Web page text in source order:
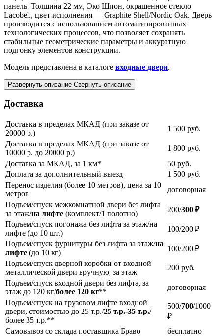
панель. Толщина 22 мм, Эко Шпон, окрашенное стекло
Lacobel., цвет исполнения — Graphite Shell/Nordic Oak. Дверь
производится с использованием автоматизированных
технологических процессов, что позволяет сохранять
стабильные геометрические параметры и аккуратную
подгонку элементов конструкции.
Модель представлена в каталоге входные двери.
Развернуть описание Свернуть описание
Доставка
Доставка в пределах МКАД (при заказе от
20000 р.)
1 500 руб.
Доставка в пределах МКАД (при заказе от
10000 р. до 20000 р.)
1 800 руб.
Доставка за МКАД, за 1 км*
50 руб.
Доплата за дополнительный выезд
1 500 руб.
Перенос изделия (более 10 метров), цена за 10
метров
договорная
Подъем/спуск межкомнатной двери без лифта
за этаж/на лифте (комплект/1 полотно) 200/300 ₽
Подъем/спуск погонажа без лифта за этаж/на
лифте (до 10 шт.)
100/200 ₽
Подъем/спуск фурнитуры без лифта за этаж/на
лифте (до 10 кг)
100/200 ₽
Подъем/спуск дверной коробки от входной
металлической двери вручную, за этаж
200 руб.
Подъем/спуск входной двери без лифта, за
этаж до 120 кг/более 120 кг**
договорная
Подъем/спуск на грузовом лифте входной
двери, стоимостью до 25 т.р./25 т.р.-35 т.р./
более 35 т.р.**
500/700/1000
₽
Самовывоз со склада поставщика Браво
бесплатно